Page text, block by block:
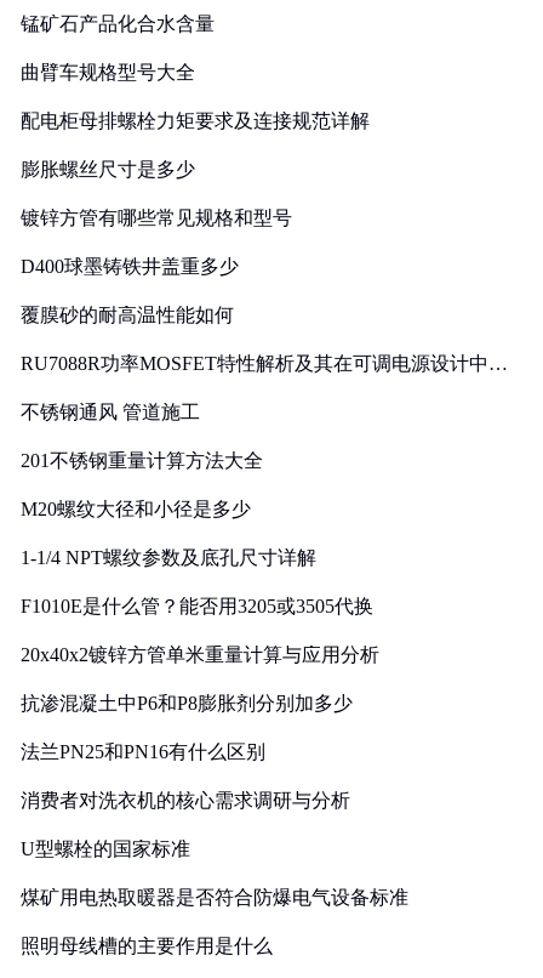
锰矿石产品化合水含量
曲臂车规格型号大全
配电柜母排螺栓力矩要求及连接规范详解
膨胀螺丝尺寸是多少
镀锌方管有哪些常见规格和型号
D400球墨铸铁井盖重多少
覆膜砂的耐高温性能如何
RU7088R功率MOSFET特性解析及其在可调电源设计中的
不锈钢通风 管道施工
201不锈钢重量计算方法大全
M20螺纹大径和小径是多少
1-1/4 NPT螺纹参数及底孔尺寸详解
F1010E是什么管？能否用3205或3505代换
20x40x2镀锌方管单米重量计算与应用分析
抗渗混凝土中P6和P8膨胀剂分别加多少
法兰PN25和PN16有什么区别
消费者对洗衣机的核心需求调研与分析
U型螺栓的国家标准
煤矿用电热取暖器是否符合防爆电气设备标准
照明母线槽的主要作用是什么